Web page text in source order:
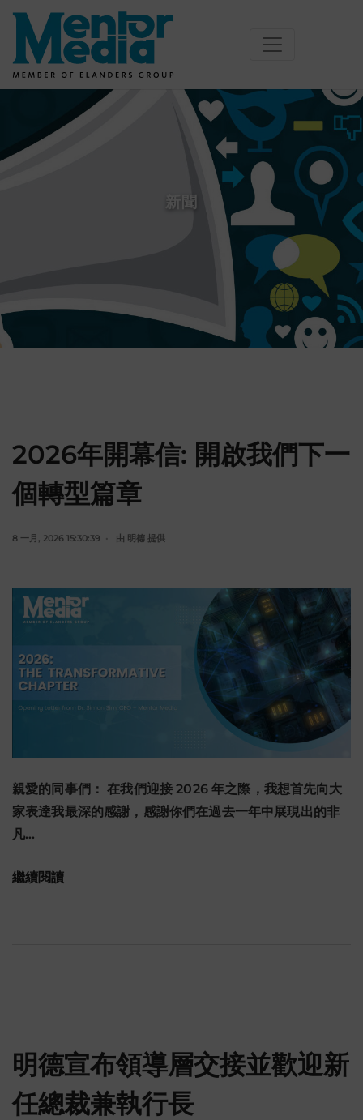
Skip
content
聞
新聞
2026年開幕信: 開啟我們下一
個轉型篇章
8 一月, 2026 15:30:39 由 明德 提供
親愛的同事們： 在我們迎接 2026 年之際，我想首先向大
家表達我最深的感謝，感謝你們在過去一年中展現出的非
凡…
繼續閱讀
明德宣布領導層交接並歡迎新
任總裁兼執行長